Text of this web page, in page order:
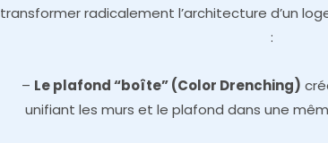
transformer radicalement l’architecture d’un
:
– Le plafond “boîte” (Color Drenching)
unifiant les murs et le plafond dans une